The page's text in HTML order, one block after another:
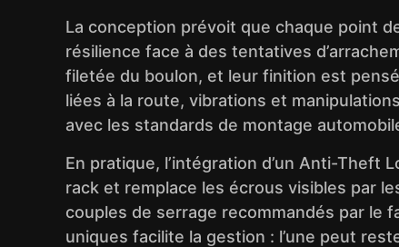
La conception prévoit que chaque point
résilience face à des tentatives
filetée du boulon, et leur finition est
liées à la route, vibrations et
avec les standards de montage
En pratique, l’intégration d’un Anti-Theft
rack et remplace les écrous visibles par
couples de serrage recommandés par le
uniques facilite la gestion : l’une peut